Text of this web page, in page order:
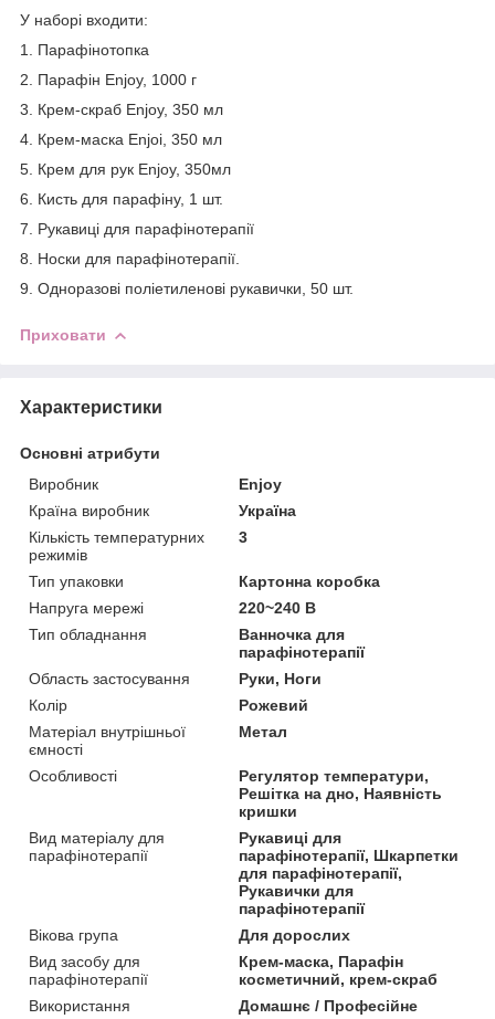
У наборі входити:
1. Парафінотопка
2. Парафін Enjoy, 1000 г
3. Крем-скраб Enjoy, 350 мл
4. Крем-маска Enjoi, 350 мл
5. Крем для рук Enjoy, 350мл
6. Кисть для парафіну, 1 шт.
7. Рукавиці для парафінотерапії
8. Носки для парафінотерапії.
9. Одноразові поліетиленові рукавички, 50 шт.
Приховати
Характеристики
Основні атрибути
Виробник
Enjoy
Країна виробник
Україна
Кількість температурних
режимів
3
Тип упаковки
Картонна коробка
Напруга мережі
220~240 В
Тип обладнання
Ванночка для
парафінотерапії
Область застосування
Руки, Ноги
Колір
Рожевий
Матеріал внутрішньої
ємності
Метал
Особливості
Регулятор температури,
Решітка на дно, Наявність
кришки
Вид матеріалу для
парафінотерапії
Рукавиці для
парафінотерапії, Шкарпетки
для парафінотерапії,
Рукавички для
парафінотерапії
Вікова група
Для дорослих
Вид засобу для
парафінотерапії
Крем-маска, Парафін
косметичний, крем-скраб
Використання
Домашнє / Професійне